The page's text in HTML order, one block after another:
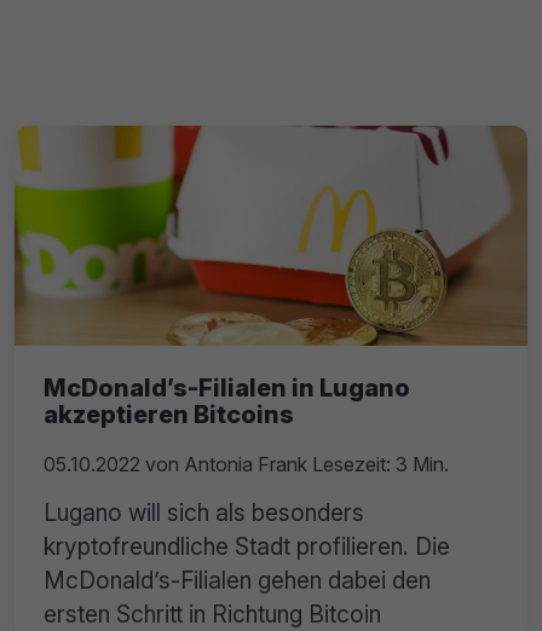
McDonald’s-Filialen in Lugano
akzeptieren Bitcoins
05.10.2022 von Antonia Frank Lesezeit: 3 Min.
Lugano will sich als besonders
kryptofreundliche Stadt profilieren. Die
McDonald’s-Filialen gehen dabei den
ersten Schritt in Richtung Bitcoin